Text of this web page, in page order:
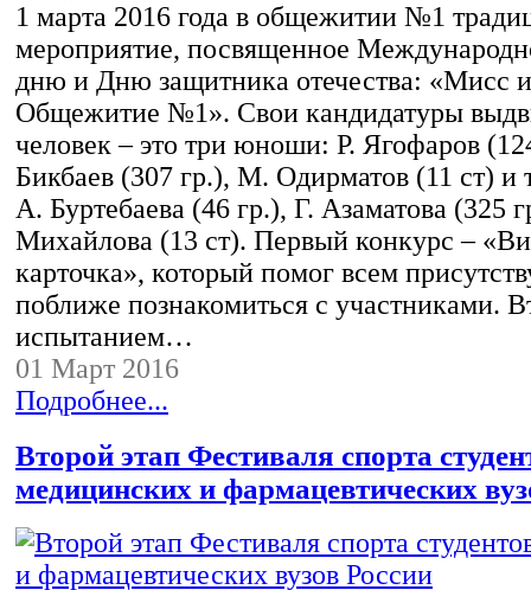
1 марта 2016 года в общежитии №1
мероприятие, посвященное
дню и Дню защитника отечества: «Мисс
Общежитие №1». Свои кандидатуры
человек – это три юноши: Р. Ягофаров
Бикбаев (307 гр.), М. Одирматов (11 ст) и
А. Буртебаева (46 гр.), Г. Азаматова (325
Михайлова (13 ст). Первый конкурс –
карточка», который помог всем
поближе познакомиться с участниками.
испытанием…
01 Март 2016
Подробнее...
Второй этап Фестиваля спорта
медицинских и фармацевтических